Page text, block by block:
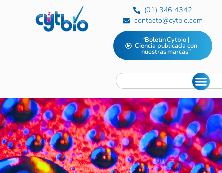
(01) 346 4342
contacto@cytbio.com
“Boletín Cytbio |
Ciencia publicada con
nuestras marcas”